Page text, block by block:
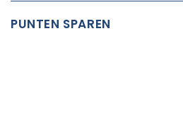
PUNTEN SPAREN